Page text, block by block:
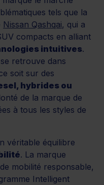
tels que la
Nissan Qashqai, qui a
compacts en alliant
intuitives.
retrouve dans
soit sur des
hybrides ou
de la marque de
à tous les styles de
véritable équilibre
. La marque
mobilité responsable,
Intelligent